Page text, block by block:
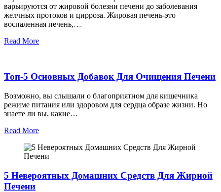
варьируются от жировой болезни печени до заболевания
желчных протоков и цирроза. Жировая печень-это
воспаленная печень,…
Read More
Топ-5 Основных Добавок Для Очищения Печени
Возможно, вы слышали о благоприятном для кишечника
режиме питания или здоровом для сердца образе жизни. Но
знаете ли вы, какие…
Read More
5 Невероятных Домашних Средств Для Жирной
Печени